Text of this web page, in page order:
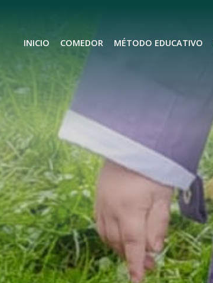
INICIO COMEDOR MÉTODO EDUCATIVO